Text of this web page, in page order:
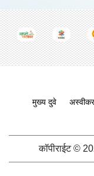
Footer menu
मुख्य दुवे
कॉपीराईट ©